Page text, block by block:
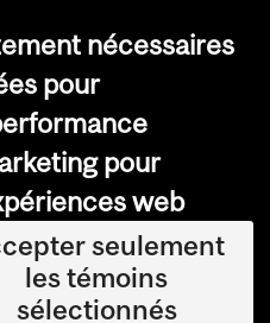
témoins
des témoins
nécessaires
pour
pour
web
seulement
les témoins
sélectionnés